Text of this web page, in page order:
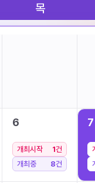
목
6
개최시작 1건
개최중
8건
7